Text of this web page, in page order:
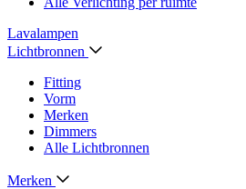
Lavalampen
Lichtbronnen
Fitting
Vorm
Merken
Dimmers
Alle Lichtbronnen
Merken